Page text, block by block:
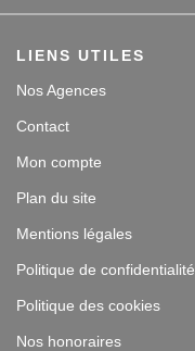
LIENS UTILES
Nos Agences
Contact
Mon compte
Plan du site
Mentions légales
Politique de confidentialité
Politique des cookies
Nos honoraires